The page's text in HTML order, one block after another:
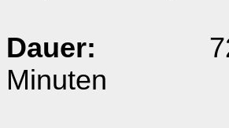
Dauer:
Minuten